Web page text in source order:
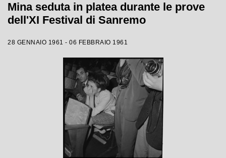
Mina seduta in platea durante le prove
dell'XI Festival di Sanremo
28 GENNAIO 1961 - 06 FEBBRAIO 1961